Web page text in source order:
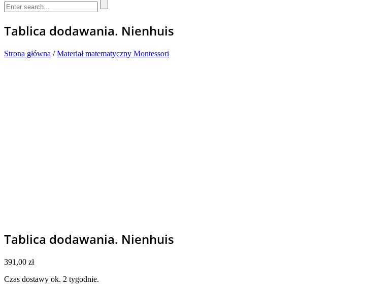
Tablica dodawania. Nienhuis
Strona główna /Materiał matematyczny Montessori
Tablica dodawania. Nienhuis
391,00 zł
Czas dostawy ok. 2 tygodnie.